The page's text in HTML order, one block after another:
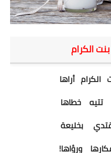
الرحلات الداخلية فيديو
المرأة
الأزياء
التجميل والمكياج
الشعر
الشعر الحر
الكرام
أراها
خطاها
بخليعة
ورؤاها!